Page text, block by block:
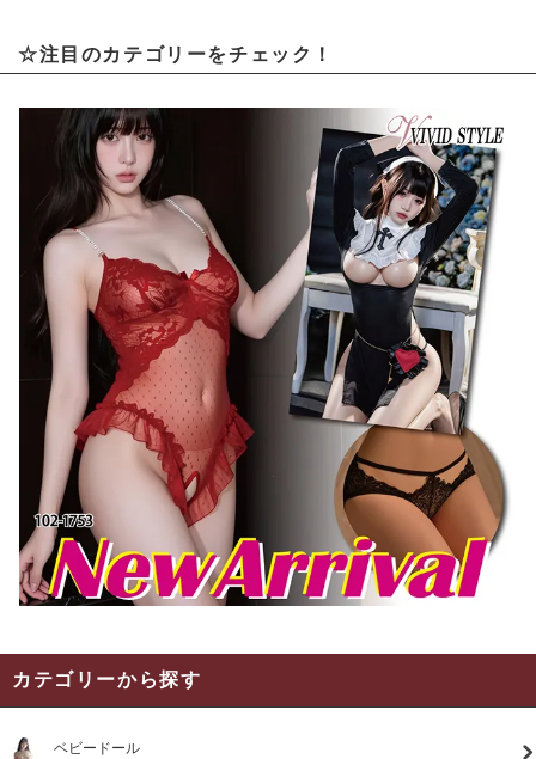
☆注目のカテゴリーをチェック！
カテゴリーから探す
ベビードール